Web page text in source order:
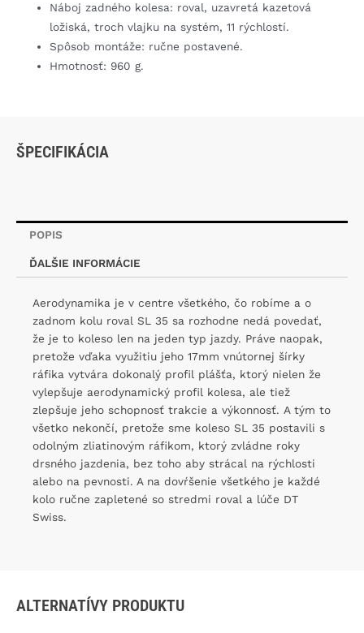
Náboj zadného kolesa: roval, uzavretá kazetová
ložiská, troch vlajku na systém, 11 rýchlostí.
Spôsob montáže: ručne postavené.
Hmotnosť: 960 g.
ŠPECIFIKÁCIA
POPIS
ĎALŠIE INFORMÁCIE
Aerodynamika je v centre všetkého, čo robíme a o
zadnom kolu roval SL 35 sa rozhodne nedá povedať,
že je to koleso len na jeden typ jazdy. Práve naopak,
pretože vďaka využitiu jeho 17mm vnútornej šírky
ráfika vytvára dokonalý profil plášťa, ktorý nielen že
vylepšuje aerodynamický profil kolesa, ale tiež
zlepšuje jeho schopnosť trakcie a výkonnosť. A tým to
všetko nekončí, pretože sme koleso SL 35 postavili s
odolným zliatinovým ráfikom, ktorý zvládne roky
drsného jazdenia, bez toho aby strácal na rýchlosti
alebo na pevnosti. A na dovŕšenie všetkého je každé
kolo ručne zapletené so stredmi roval a lúče DT
Swiss.
ALTERNATÍVY PRODUKTU